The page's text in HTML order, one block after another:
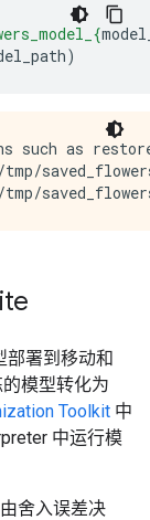
{
)
such as
部署到移动和
模型转化为
Toolkit 中
中运行模
舍入误差决